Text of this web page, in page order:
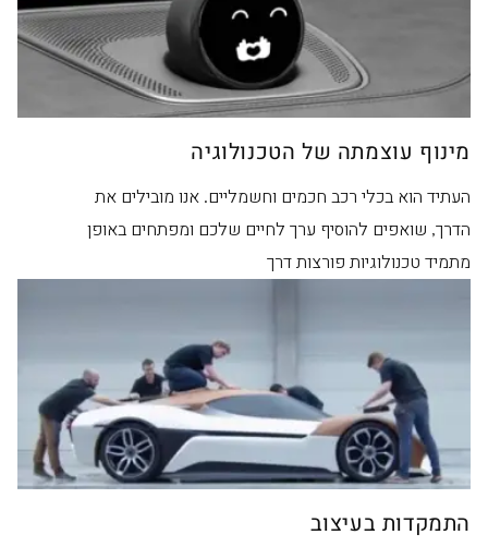
מינוף עוצמתה של הטכנולוגיה
העתיד הוא בכלי רכב חכמים וחשמליים. אנו מובילים את
הדרך, שואפים להוסיף ערך לחיים שלכם ומפתחים באופן
מתמיד טכנולוגיות פורצות דרך
התמקדות בעיצוב